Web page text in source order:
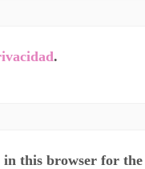
.
in this browser for